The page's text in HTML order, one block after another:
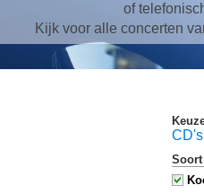
of
Kijk voor alle concerten
CD's
Soort